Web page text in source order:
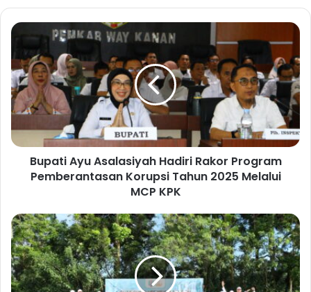
te
B
p
a
t
i
A
y
u
a
s
i
y
a
Bupati Ayu Asalasiyah Hadiri Rakor Program
Pemberantasan Korupsi Tahun 2025 Melalui
MCP KPK
P
e
m
k
a